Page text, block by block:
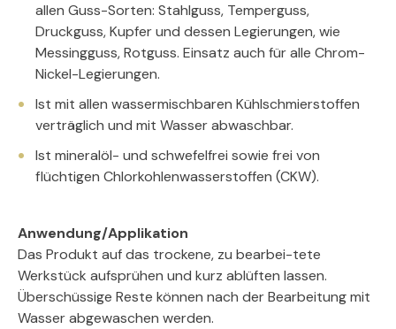
allen Guss-Sorten: Stahlguss, Temperguss,
Druckguss, Kupfer und dessen Legierungen, wie
Messingguss, Rotguss. Einsatz auch für alle Chrom-
Nickel-Legierungen.
Ist mit allen wassermischbaren Kühlschmierstoffen
verträglich und mit Wasser abwaschbar.
Ist mineralöl- und schwefelfrei sowie frei von
flüchtigen Chlorkohlenwasserstoffen (CKW).
Anwendung/Applikation
Das Produkt auf das trockene, zu bearbei-tete
Werkstück aufsprühen und kurz ablüften lassen.
Überschüssige Reste können nach der Bearbeitung mit
Wasser abgewaschen werden.